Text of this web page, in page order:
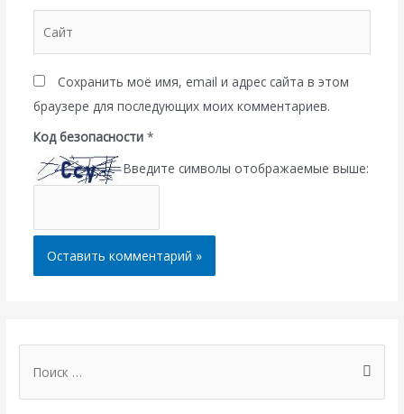
Сохранить моё имя, email и адрес сайта в этом
браузере для последующих моих комментариев.
Код безопасности *
Введите символы отображаемые выше:
и